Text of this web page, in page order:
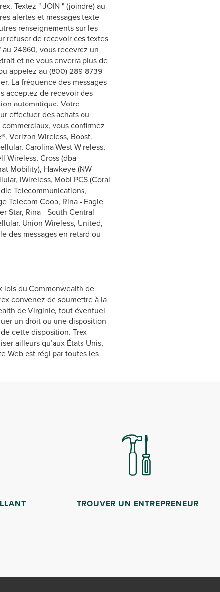
Textez " JOIN " (joindre) au
alertes et messages texte
renseignements sur les
refuser de recevoir ces textes
au 24860, vous recevrez un
et ne vous enverra plus de
appelez au (800) 289-8739
La fréquence des messages
acceptez de recevoir des
automatique. Votre
effectuer des achats ou
vous confirmez
Verizon Wireless, Boost,
Carolina West Wireless,
Wireless, Cross (dba
Mobility), Hawkeye (NW
iWireless, Mobi PCS (Coral
Telecommunications,
Telecom Coop, Rina - Eagle
Star, Rina - South Central
Union Wireless, United,
des messages en retard ou
lois du Commonwealth de
convenez de soumettre à la
de Virginie, tout éventuel
un droit ou une disposition
cette disposition. Trex
ailleurs qu’aux États-Unis,
Web est régi par toutes les
TROUVER UN ENTREPRENEUR